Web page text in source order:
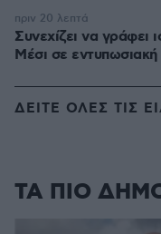
Συνεχίζει να γράφει
Μέσι σε
πριν 20 λεπτά
ΔΕΙΤΕ ΟΛΕΣ ΤΙΣ
ΤΑ ΠΙΟ